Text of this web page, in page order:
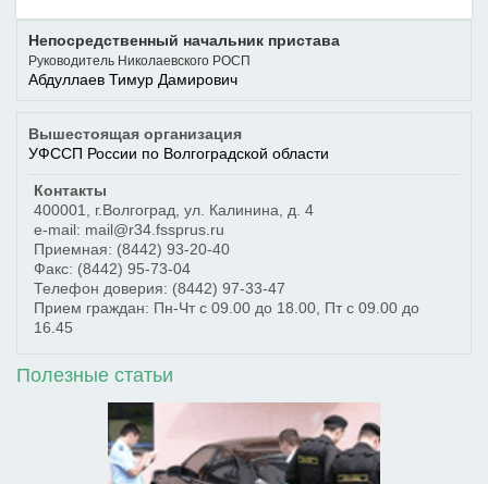
Непосредственный начальник пристава
Руководитель Николаевского РОСП
Абдуллаев Тимур Дамирович
Вышестоящая организация
УФССП России по Волгоградской области
Контакты
400001
г.Волгоград ул. Калинина, д. 4
e-mail: mail@r34.fssprus.ru
Приемная: (8442) 93-20-40
Факс: (8442) 95-73-04
Телефон доверия: (8442) 97-33-47
Прием граждан: Пн-Чт с 09.00 до 18.00, Пт с 09.00 до
16.45
Полезные статьи